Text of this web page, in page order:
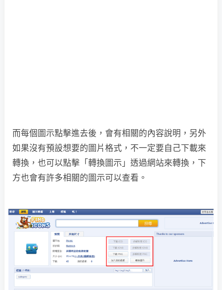
而每個圖示點擊進去後，會有相關的內容說明，另外
如果沒有預設想要的圖片格式，不一定要自己下載來
轉換，也可以點擊「轉換圖示」透過網站來轉換，下
方也會有許多相關的圖示可以查看。